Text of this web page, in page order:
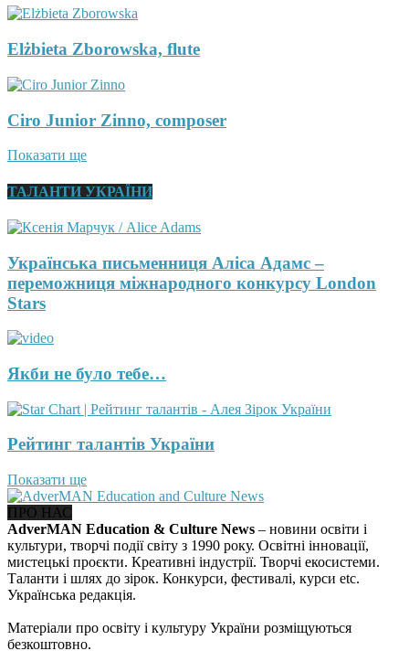
Elżbieta Zborowska, flute
Ciro Junior Zinno, composer
Показати ще
ТАЛАНТИ УКРАЇНИ
Українська письменниця Аліса Адамс –
переможниця міжнародного конкурсу London
Stars
Якби не було тебе…
Рейтинг талантів України
Показати ще
ПРО НАС
AdverMAN Education & Culture News – новини освіти і
культури, творчі події світу з 1990 року. Освітні інновації,
мистецькі проєкти. Креативні індустрії. Творчі екосистеми.
Таланти і шлях до зірок. Конкурси, фестивалі, курси etc.
Українська редакція.
Матеріали про освіту і культуру України розміщуються
безкоштовно.